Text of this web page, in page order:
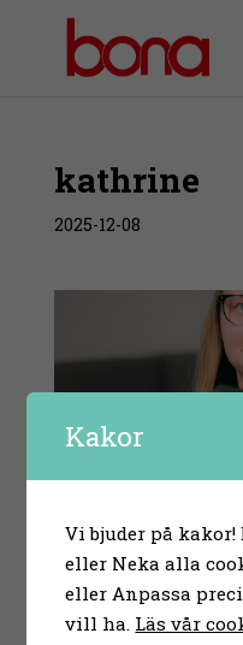
kathrine
2025-12-08
Kakor
Vi bjuder på kakor!
eller Neka alla
eller Anpassa
vill ha. Läs vår